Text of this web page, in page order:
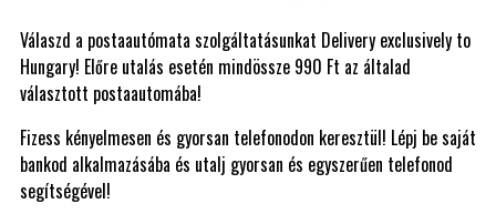
Válaszd a postaautómata szolgáltatásunkat Delivery exclusively to
Hungary! Előre utalás esetén mindössze 990 Ft az általad
választott postaautomába!
Fizess kényelmesen és gyorsan telefonodon keresztül! Lépj be saját
bankod alkalmazásába és utalj gyorsan és egyszerűen telefonod
segítségével!